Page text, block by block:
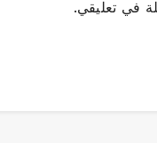
في تعليقي.